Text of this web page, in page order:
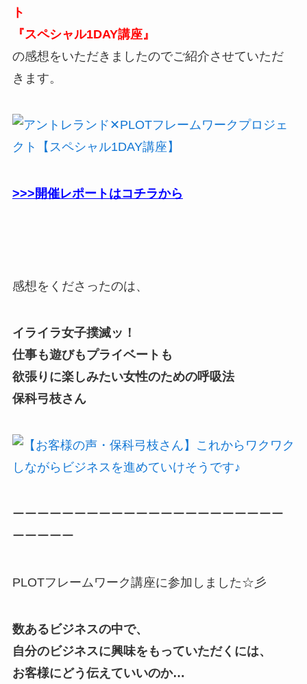
ト
『スペシャル1DAY講座』
の感想をいただきましたのでご紹介させていただ
きます。
>>>開催レポートはコチラから
感想をくださったのは、
イライラ女子撲滅ッ！
仕事も遊びもプライベートも
欲張りに楽しみたい女性のための呼吸法
保科弓枝さん
ーーーーーーーーーーーーーーーーーーーーーー
ーーーーー
PLOTフレームワーク講座に参加しました☆彡
数あるビジネスの中で、
自分のビジネスに興味をもっていただくには、
お客様にどう伝えていいのか…